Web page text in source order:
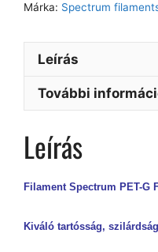
Márka: Spectrum
Leírás
További
Leírás
Filament Spectrum PET-G
Kiváló tartósság,